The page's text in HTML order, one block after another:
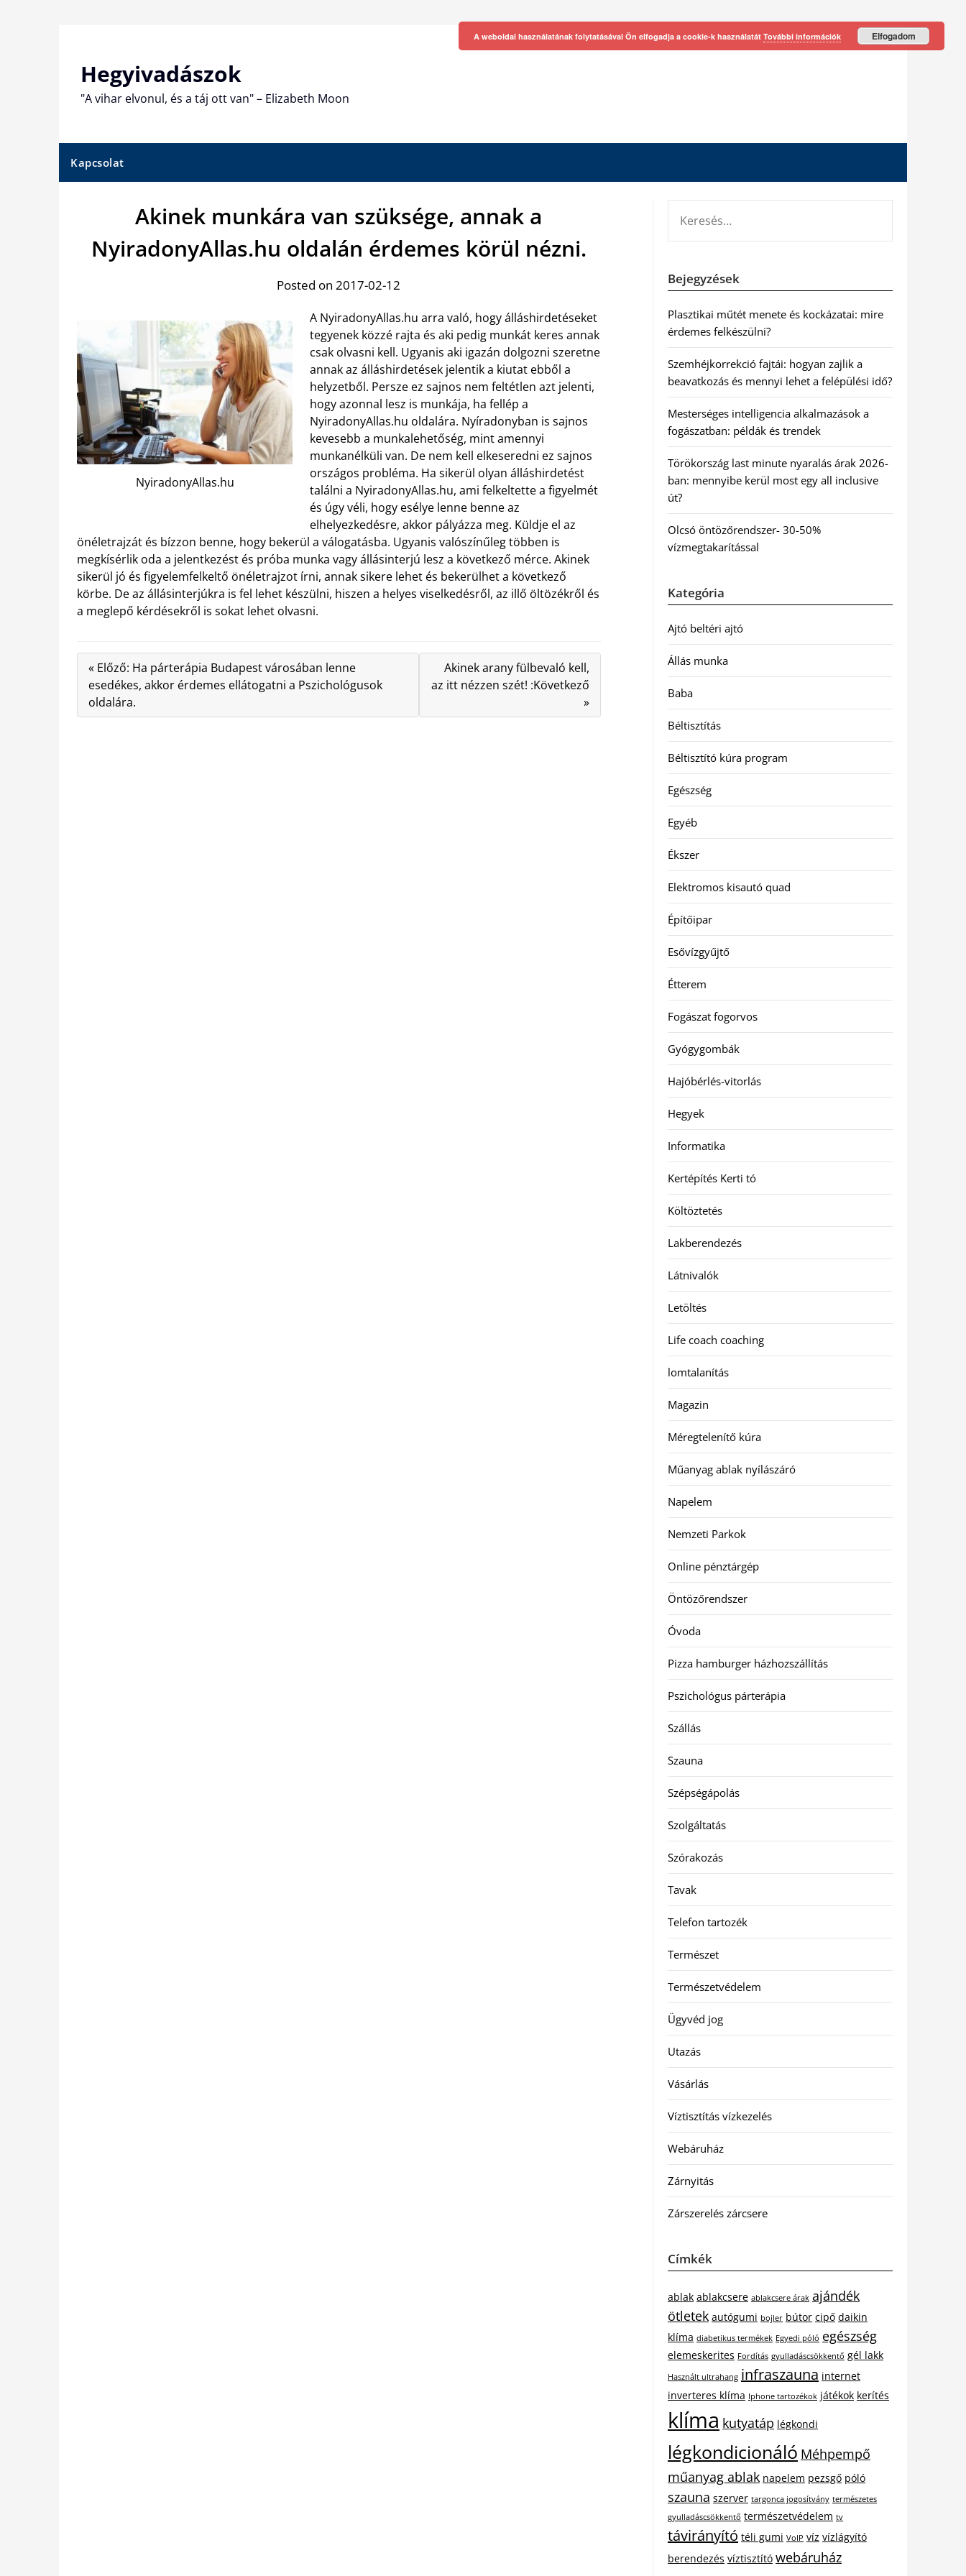
Hegyivadászok
"A vihar elvonul, és a táj ott van" – Elizabeth Moon
Kapcsolat
Akinek munkára van szüksége, annak a
NyiradonyAllas.hu oldalán érdemes körül nézni.
Posted on 2017-02-12
NyiradonyAllas.hu
A NyiradonyAllas.hu arra való, hogy álláshirdetéseket
tegyenek közzé rajta és aki pedig munkát keres annak
csak olvasni kell. Ugyanis aki igazán dolgozni szeretne
annak az álláshirdetések jelentik a kiutat ebből a
helyzetből. Persze ez sajnos nem feltétlen azt jelenti,
hogy azonnal lesz is munkája, ha fellép a
NyiradonyAllas.hu oldalára. Nyíradonyban is sajnos
kevesebb a munkalehetőség, mint amennyi
munkanélküli van. De nem kell elkeseredni ez sajnos
országos probléma. Ha sikerül olyan álláshirdetést
találni a NyiradonyAllas.hu, ami felkeltette a figyelmét
és úgy véli, hogy esélye lenne benne az
elhelyezkedésre, akkor pályázza meg. Küldje el az
önéletrajzát és bízzon benne, hogy bekerül a válogatásba. Ugyanis valószínűleg többen is
megkísérlik oda a jelentkezést és próba munka vagy állásinterjú lesz a következő mérce. Akinek
sikerül jó és figyelemfelkeltő önéletrajzot írni, annak sikere lehet és bekerülhet a következő
körbe. De az állásinterjúkra is fel lehet készülni, hiszen a helyes viselkedésről, az illő öltözékről és
a meglepő kérdésekről is sokat lehet olvasni.
« Előző: Ha párterápia Budapest városában lenne
esedékes, akkor érdemes ellátogatni a Pszichológusok
oldalára.
Akinek arany fülbevaló kell,
az itt nézzen szét! :Következő
»
Bejegyzések
Plasztikai műtét menete és kockázatai: mire
érdemes felkészülni?
Szemhéjkorrekció fajtái: hogyan zajlik a
beavatkozás és mennyi lehet a felépülési idő?
Mesterséges intelligencia alkalmazások a
fogászatban: példák és trendek
Törökország last minute nyaralás árak 2026-
ban: mennyibe kerül most egy all inclusive
út?
Olcsó öntözőrendszer- 30-50%
vízmegtakarítással
Kategória
Ajtó beltéri ajtó
Állás munka
Baba
Béltisztítás
Béltisztító kúra program
Egészség
Egyéb
Ékszer
Elektromos kisautó quad
Építőipar
Esővízgyűjtő
Étterem
Fogászat fogorvos
Gyógygombák
Hajóbérlés-vitorlás
Hegyek
Informatika
Kertépítés Kerti tó
Költöztetés
Lakberendezés
Látnivalók
Letöltés
Life coach coaching
lomtalanítás
Magazin
Méregtelenítő kúra
Műanyag ablak nyílászáró
Napelem
Nemzeti Parkok
Online pénztárgép
Öntözőrendszer
Óvoda
Pizza hamburger házhozszállítás
Pszichológus párterápia
Szállás
Szauna
Szépségápolás
Szolgáltatás
Szórakozás
Tavak
Telefon tartozék
Természet
Természetvédelem
Ügyvéd jog
Utazás
Vásárlás
Víztisztítás vízkezelés
Webáruház
Zárnyitás
Zárszerelés zárcsere
Címkék
ablak ablakcsere ablakcsere árak ajándék
ötletek autógumi bojler bútor cipő daikin
klíma diabetikus termékek Egyedi póló egészség
elemeskerites Fordítás gyulladáscsökkentő gél lakk
Használt ultrahang infraszauna internet
inverteres klíma Iphone tartozékok játékok kerítés
klíma kutyatáp légkondi
légkondicionáló Méhpempő
műanyag ablak napelem pezsgő póló
szauna szerver targonca jogosítvány természetes
gyulladáscsökkentő természetvédelem tv
távirányító téli gumi VoIP víz vízlágyító
berendezés víztisztító webáruház
A weboldal használatának folytatásával Ön elfogadja a cookie-k használatát További információk Elfogadom